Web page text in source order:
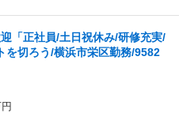
「正社員/土日祝休み/研修充実/
を切ろう/横浜市栄区勤務/9582